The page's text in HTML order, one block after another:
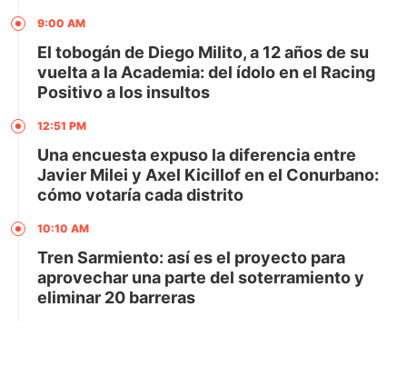
9:00 AM
El tobogán de Diego Milito, a 12 años de su
vuelta a la Academia: del ídolo en el Racing
Positivo a los insultos
12:51 PM
Una encuesta expuso la diferencia entre
Javier Milei y Axel Kicillof en el Conurbano:
cómo votaría cada distrito
10:10 AM
Tren Sarmiento: así es el proyecto para
aprovechar una parte del soterramiento y
eliminar 20 barreras